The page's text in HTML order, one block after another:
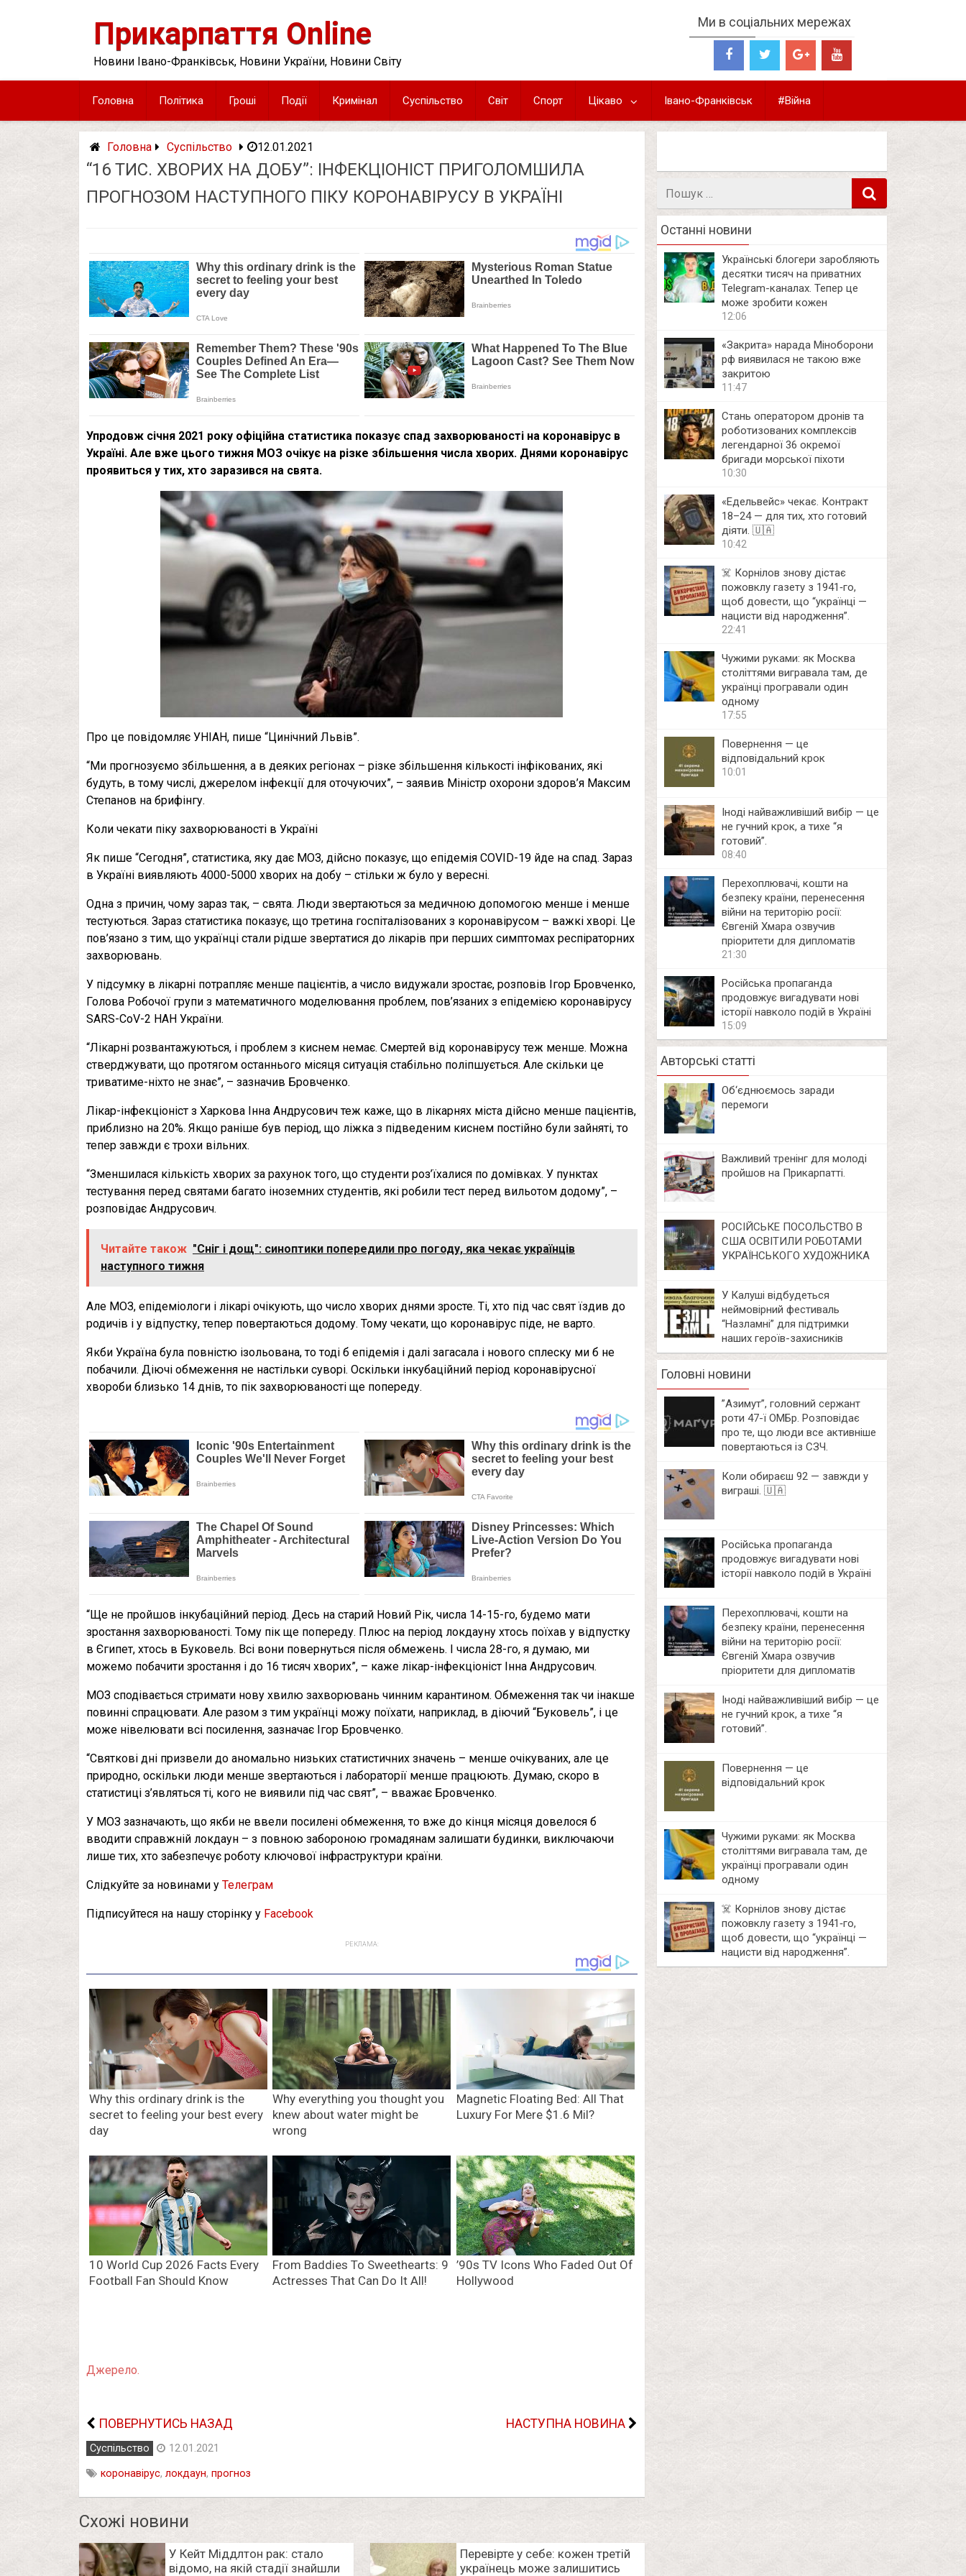
Прикарпаття Online
Новини Івано-Франківськ, Новини України, Новини Світу
Ми в соціальних мережах
Головна Політика Гроші Події Кримінал Суспільство Світ Спорт Цікаво Івано-Франківськ #Війна
Головна Суспільство 12.01.2021
“16 ТИС. ХВОРИХ НА ДОБУ”: ІНФЕКЦІОНІСТ ПРИГОЛОМШИЛА
ПРОГНОЗОМ НАСТУПНОГО ПІКУ КОРОНАВІРУСУ В УКРАЇНІ
Упродовж січня 2021 року офіційна статистика показує спад захворюваності на коронавірус в
Україні. Але вже цього тижня МОЗ очікує на різке збільшення числа хворих. Днями коронавірус
проявиться у тих, хто заразився на свята.
Про це повідомляє УНІАН, пише “Цинічний Львів”.
“Ми прогнозуємо збільшення, а в деяких регіонах – різке збільшення кількості інфікованих, які
будуть, в тому числі, джерелом інфекції для оточуючих”, – заявив Міністр охорони здоров’я Максим
Степанов на брифінгу.
Коли чекати піку захворюваності в Україні
Як пише “Сегодня”, статистика, яку дає МОЗ, дійсно показує, що епідемія COVID-19 йде на спад. Зараз
в Україні виявляють 4000-5000 хворих на добу – стільки ж було у вересні.
Одна з причин, чому зараз так, – свята. Люди звертаються за медичною допомогою менше і менше
тестуються. Зараз статистика показує, що третина госпіталізованих з коронавірусом – важкі хворі. Це
пов’язано з тим, що українці стали рідше звертатися до лікарів при перших симптомах респіраторних
захворювань.
У підсумку в лікарні потрапляє менше пацієнтів, а число видужали зростає, розповів Ігор Бровченко,
Голова Робочої групи з математичного моделювання проблем, пов’язаних з епідемією коронавірусу
SARS-CoV-2 НАН України.
“Лікарні розвантажуються, і проблем з киснем немає. Смертей від коронавірусу теж менше. Можна
стверджувати, що протягом останнього місяця ситуація стабільно поліпшується. Але скільки це
триватиме-ніхто не знає”, – зазначив Бровченко.
Лікар-інфекціоніст з Харкова Інна Андрусович теж каже, що в лікарнях міста дійсно менше пацієнтів,
приблизно на 20%. Якщо раніше був період, що ліжка з підведеним киснем постійно були зайняті, то
тепер завжди є трохи вільних.
“Зменшилася кількість хворих за рахунок того, що студенти роз’їхалися по домівках. У пунктах
тестування перед святами багато іноземних студентів, які робили тест перед вильотом додому”, –
розповідає Андрусович.
Читайте також "Сніг і дощ": синоптики попередили про погоду, яка чекає українців
наступного тижня
Але МОЗ, епідеміологи і лікарі очікують, що число хворих днями зросте. Ті, хто під час свят їздив до
родичів і у відпустку, тепер повертаються додому. Тому чекати, що коронавірус піде, не варто.
Якби Україна була повністю ізольована, то тоді б епідемія і далі загасала і нового сплеску ми б не
побачили. Діючі обмеження не настільки суворі. Оскільки інкубаційний період коронавірусної
хвороби близько 14 днів, то пік захворюваності ще попереду.
“Ще не пройшов інкубаційний період. Десь на старий Новий Рік, числа 14-15-го, будемо мати
зростання захворюваності. Тому пік ще попереду. Плюс на період локдауну хтось поїхав у відпустку
в Єгипет, хтось в Буковель. Всі вони повернуться після обмежень. І числа 28-го, я думаю, ми
можемо побачити зростання і до 16 тисяч хворих”, – каже лікар-інфекціоніст Інна Андрусович.
МОЗ сподівається стримати нову хвилю захворювань чинним карантином. Обмеження так чи інакше
повинні спрацювати. Але разом з тим українці можу поїхати, наприклад, в діючий “Буковель”, і це
може нівелювати всі посилення, зазначає Ігор Бровченко.
“Святкові дні призвели до аномально низьких статистичних значень – менше очікуваних, але це
природно, оскільки люди менше звертаються і лабораторії менше працюють. Думаю, скоро в
статистиці з’являться ті, кого не виявили під час свят”, – вважає Бровченко.
У МОЗ зазначають, що якби не ввели посилені обмеження, то вже до кінця місяця довелося б
вводити справжній локдаун – з повною забороною громадянам залишати будинки, виключаючи
лише тих, хто забезпечує роботу ключової інфраструктури країни.
Слідкуйте за новинами у Телеграм
Підписуйтеся на нашу сторінку у Facebook
РЕКЛАМА:
Джерело.
ПОВЕРНУТИСЬ НАЗАД НАСТУПНА НОВИНА
Суспільство 12.01.2021
коронавірус, локдаун, прогноз
Схожі новини
У Кейт Міддлтон рак: стало
відомо, на якій стадії знайшли
Перевірте у себе: кожен третій
українець може залишитись
Останні новини
Українські блогери заробляють
десятки тисяч на приватних
Telegram-каналах. Тепер це
може зробити кожен
12:06
«Закрита» нарада Міноборони
рф виявилася не такою вже
закритою
11:47
Стань оператором дронів та
роботизованих комплексів
легендарної 36 окремої
бригади морської піхоти
10:30
«Едельвейс» чекає. Контракт
18–24 — для тих, хто готовий
діяти. 🇺🇦
10:42
☠️ Корнілов знову дістає
пожовклу газету з 1941‑го,
щоб довести, що “українці —
нацисти від народження”.
22:41
Чужими руками: як Москва
століттями вигравала там, де
українці програвали один
одному
17:55
Повернення — це
відповідальний крок
10:01
Іноді найважливіший вибір — це
не гучний крок, а тихе “я
готовий”.
08:40
Перехоплювачі, кошти на
безпеку країни, перенесення
війни на територію росії:
Євгеній Хмара озвучив
пріоритети для дипломатів
21:30
Російська пропаганда
продовжує вигадувати нові
історії навколо подій в Україні
15:09
Авторські статті
Об‘єднюємось заради
перемоги
Важливий тренінг для молоді
пройшов на Прикарпатті.
РОСІЙСЬКЕ ПОСОЛЬСТВО В
США ОСВІТИЛИ РОБОТАМИ
УКРАЇНСЬКОГО ХУДОЖНИКА
У Калуші відбудеться
неймовірний фестиваль
“Назламні” для підтримки
наших героїв-захисників
Головні новини
⁨”Азимут”, головний сержант
роти 47-ї ОМБр. Розповідає
про те, що люди все активніше
повертаються із СЗЧ.
Коли обираєш 92 — завжди у
виграші. 🇺🇦
Російська пропаганда
продовжує вигадувати нові
історії навколо подій в Україні
Перехоплювачі, кошти на
безпеку країни, перенесення
війни на територію росії:
Євгеній Хмара озвучив
пріоритети для дипломатів
Іноді найважливіший вибір — це
не гучний крок, а тихе “я
готовий”.
Повернення — це
відповідальний крок
Чужими руками: як Москва
століттями вигравала там, де
українці програвали один
одному
☠️ Корнілов знову дістає
пожовклу газету з 1941‑го,
щоб довести, що “українці —
нацисти від народження”.